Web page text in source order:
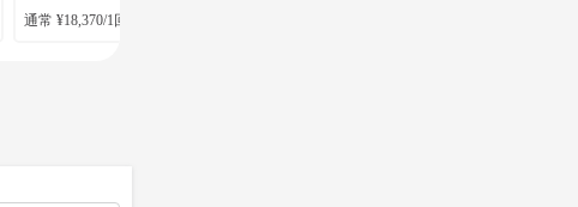
通常 ¥18,370/1回